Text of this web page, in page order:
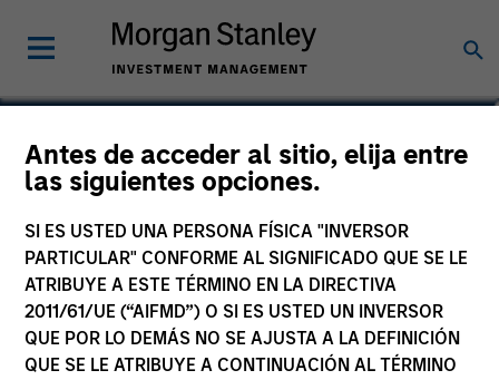
Antes de acceder al sitio, elija entre
las siguientes opciones.
SI ES USTED UNA PERSONA FÍSICA "INVERSOR
PARTICULAR" CONFORME AL SIGNIFICADO QUE SE LE
ATRIBUYE A ESTE TÉRMINO EN LA DIRECTIVA
2011/61/UE (“AIFMD”) O SI ES USTED UN INVERSOR
QUE POR LO DEMÁS NO SE AJUSTA A LA DEFINICIÓN
QUE SE LE ATRIBUYE A CONTINUACIÓN AL TÉRMINO
US Insight Fund
Comunicación comercial
Comentario